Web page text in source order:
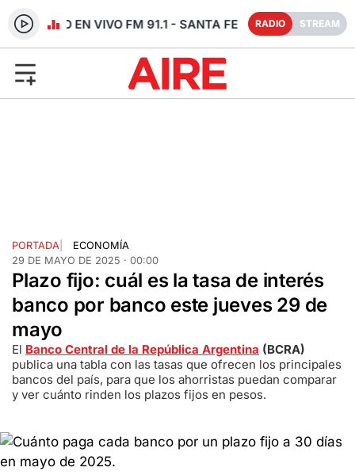
RADIO EN VIVO FM 91.1 - SANTA FE RADIO STREAM
PORTADA
ECONOMÍA
29 DE MAYO DE 2025 · 00:00
Plazo fijo: cuál es la tasa de interés
banco por banco este jueves 29 de
mayo
El Banco Central de la República Argentina (BCRA)
publica una tabla con las tasas que ofrecen los principales
bancos del país, para que los ahorristas puedan comparar
y ver cuánto rinden los plazos fijos en pesos.